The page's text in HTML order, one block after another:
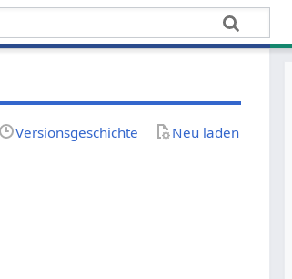
Versionsgeschichte Neu laden